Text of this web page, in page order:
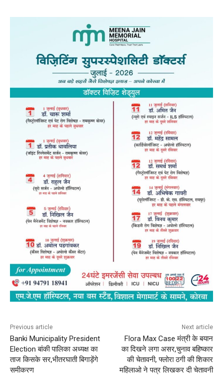
Previous article
Banki Municipality President
Election बांकी पालिका अध्यक्ष का
ताज किसके सर,भीतरघाती बिगाड़ेंगे
समीकरण
Next article
Flora Max Case मंत्री के बयान
का दिखने लगा असर,चुनाव बहिष्कार
की चेतावनी, फ्लोरा ठगी की शिकार
महिलाओ ने पत्र लिखकर दी चेतावनी